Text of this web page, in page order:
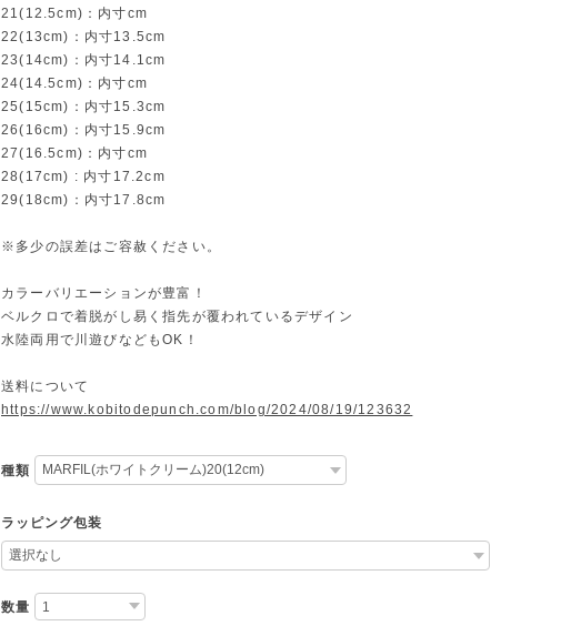
21(12.5cm)：内寸cm
22(13cm)：内寸13.5cm
23(14cm)：内寸14.1cm
24(14.5cm)：内寸cm
25(15cm)：内寸15.3cm
26(16cm)：内寸15.9cm
27(16.5cm)：内寸cm
28(17cm) : 内寸17.2cm
29(18cm)：内寸17.8cm
※多少の誤差はご容赦ください。
カラーバリエーションが豊富！
ベルクロで着脱がし易く指先が覆われているデザイン
水陸両用で川遊びなどもOK！
送料について
https://www.kobitodepunch.com/blog/2024/08/19/123632
種類
ラッピング包装
数量